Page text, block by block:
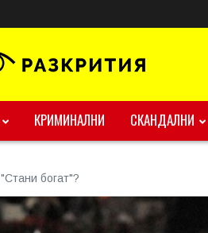
КРИМИНАЛНИ СКАНДАЛНИ
богат"?